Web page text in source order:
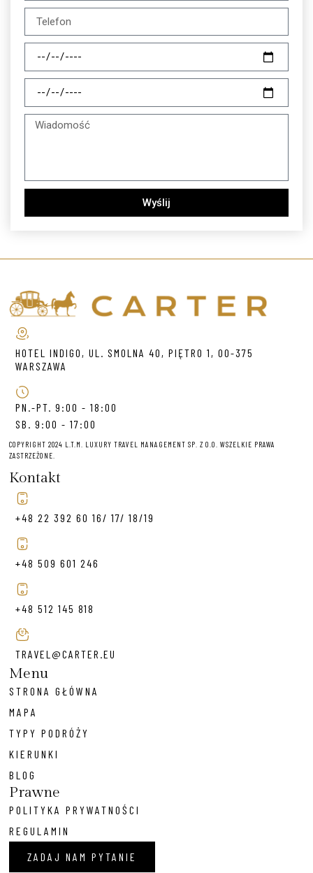
Wyślij
HOTEL INDIGO, UL. SMOLNA 40, PIĘTRO 1, 00-375
WARSZAWA
PN.-PT. 9:00 - 18:00
SB. 9:00 - 17:00
COPYRIGHT 2024 L.T.M. LUXURY TRAVEL MANAGEMENT SP. Z O.O. WSZELKIE PRAWA
ZASTRZEŻONE.
Kontakt
+48 22 392 60 16/ 17/ 18/19
+48 509 601 246
+48 512 145 818
TRAVEL@CARTER.EU
Menu
STRONA GŁÓWNA
MAPA
TYPY PODRÓŻY
KIERUNKI
BLOG
Prawne
POLITYKA PRYWATNOŚCI
REGULAMIN
ZADAJ NAM PYTANIE